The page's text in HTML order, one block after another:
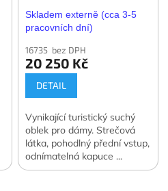
Skladem externě (cca 3-5
pracovních dní)
16735 bez DPH
20 250 Kč
DETAIL
Vynikající turistický suchý
oblek pro dámy. Strečová
látka, pohodlný přední vstup,
odnímatelná kapuce ...
Pohodlí pro fanynky vodních